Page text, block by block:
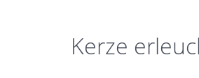
Kerze